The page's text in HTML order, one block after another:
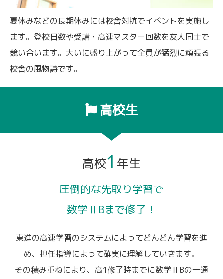
夏休みなどの長期休みには校舎対抗でイベントを実施し
ます。登校日数や受講・高速マスター回数を友人同士で
競い合います。大いに盛り上がって全員が猛烈に頑張る
校舎の風物詩です。
高校生
高校1 年生
圧倒的な先取り学習で
数学ⅡBまで修了！
東進の高速学習のシステムによってどんどん学習を進
め、担任指導によって確実に理解していきます。
その積み重ねにより、高1修了時までに数学ⅡBの一通